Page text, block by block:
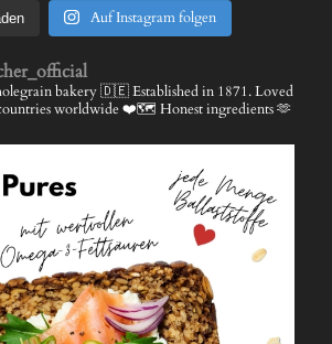
Auf Instagram folgen
bakery 🇩🇪Established in 1871.Loved
worldwide ❤️🗺️ Honest ingredients 🫶